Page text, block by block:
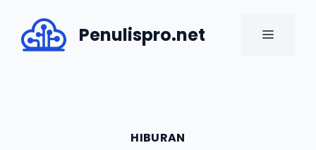
content
Penulispro.net MENU
HIBURAN